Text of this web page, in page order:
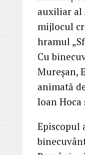
auxiliar al
mijlocul
hramul
Cu
Mureșan,
animată
Ioan
Episcopul